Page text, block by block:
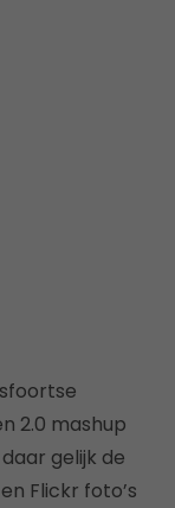
2.0 mashup
gelijk de
Flickr foto’s